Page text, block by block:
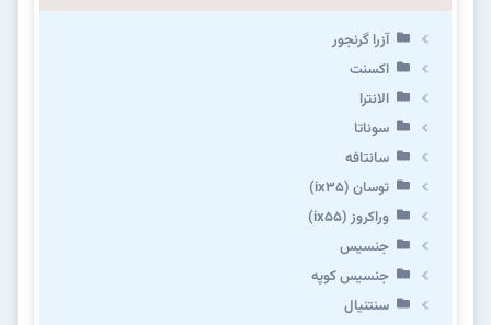
آزرا گرنجور
اکسنت
الانترا
سوناتا
سانتافه
توسان (ix35)
وراکروز (ix55)
جنسیس
جنسیس کوپه
سنتنیال